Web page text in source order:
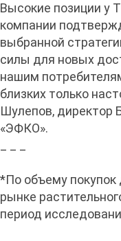
Высокие позиции у
компании
выбранной
силы для новых
нашим
близких только
Шулепов, директор
«ЭФКО».
*По объему
рынке
период